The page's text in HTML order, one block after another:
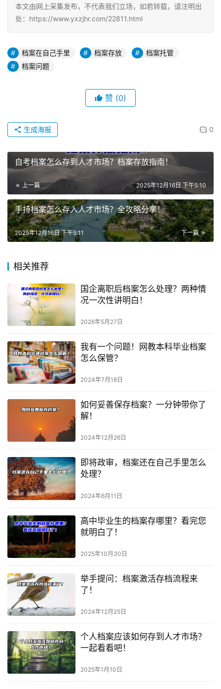
本文由网上采集发布，不代表我们立场，如若转载，请注明出
处：https://www.yxzjhr.com/22811.html
档案在自己手里 档案存放
档案托管
档案问题
赞 (0)
0
生成海报
自考档案怎么存到人才市场？档案存放指南！
上一篇 2025年12月16日 下午5:10
手持档案怎么存入人才市场？全攻略分享！
下一篇
2025年12月16日 下午5:11
相关推荐
国企离职后档案怎么处理？两种情
况一次性讲明白！
2026年5月27日
我有一个问题！网教本科毕业档案
怎么保管？
2024年7月18日
如何妥善保存档案？一分钟带你了
解！
2024年12月26日
即将政审，档案还在自己手里怎么
处理？
2024年6月11日
高中毕业生的档案存哪里？看完您
就明白了！
2025年10月30日
举手提问：档案激活存档流程来
了！
2024年12月25日
个人档案应该如何存到人才市场？
一起看看吧！
2025年1月10日